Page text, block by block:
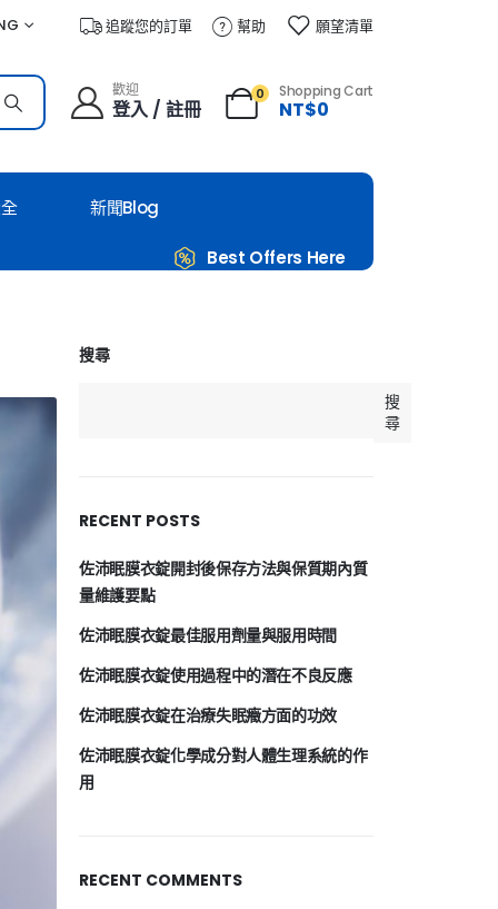
追蹤您的訂單 幫助 願望清單
歡迎
登入 / 註冊
0 Shopping Cart
NT$0
新聞Blog
Best Offers Here
搜尋
搜
尋
RECENT POSTS
佐沛眠膜衣錠開封後保存方法與保質期內質
量維護要點
佐沛眠膜衣錠最佳服用劑量與服用時間
佐沛眠膜衣錠使用過程中的潛在不良反應
佐沛眠膜衣錠在治療失眠癥方面的功效
佐沛眠膜衣錠化學成分對人體生理系統的作
用
RECENT COMMENTS